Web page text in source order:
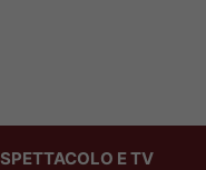
SPETTACOLO E TV